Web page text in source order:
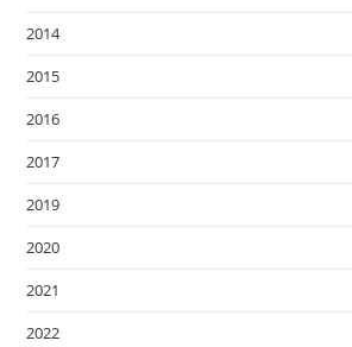
2014
2015
2016
2017
2019
2020
2021
2022